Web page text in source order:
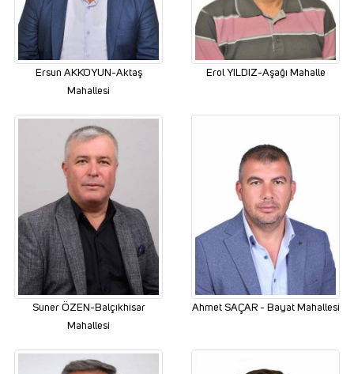
Ersun AKKOYUN-Aktaş
Mahallesi
Erol YILDIZ-Aşağı Mahalle
Suner ÖZEN-Balçıkhisar
Mahallesi
Ahmet SAÇAR - Bayat Mahallesi